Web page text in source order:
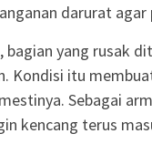
darurat
yang rusak
Kondisi itu
Sebagai
kencang terus